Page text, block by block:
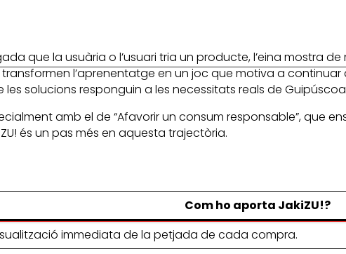
que la usuària o l’usuari tria un producte, l’eina mostra
l’aprenentatge en un joc que motiva a
solucions responguin a les necessitats reals de
amb el de “Afavorir un consum responsable”, que
és un pas més en aquesta trajectòria.
Com ho aporta JakiZU!?
immediata de la petjada de cada compra.